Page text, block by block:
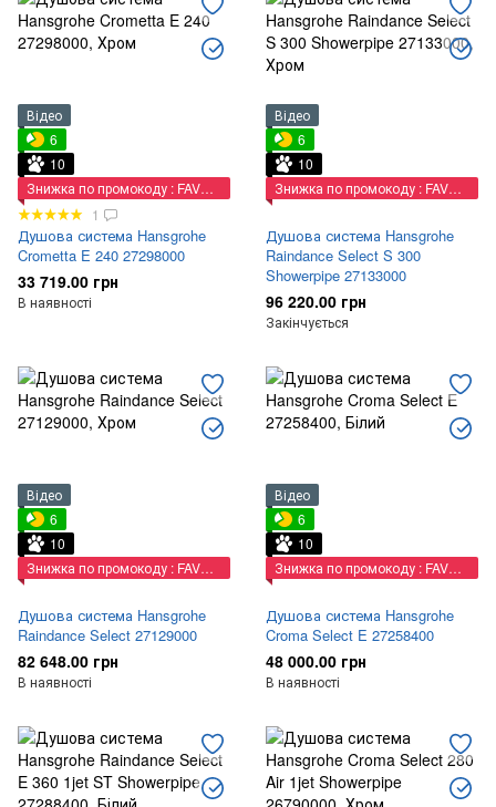
Відео
6
10
Знижка по промокоду : FAVORIT
1
Душова система Hansgrohe
Crometta E 240 27298000
33 719.00 грн
В наявності
Відео
6
10
Знижка по промокоду : FAVORIT
Душова система Hansgrohe
Raindance Select S 300
Showerpipe 27133000
96 220.00 грн
Закінчується
Відео
6
10
Знижка по промокоду : FAVORIT
Душова система Hansgrohe
Raindance Select 27129000
82 648.00 грн
В наявності
Відео
6
10
Знижка по промокоду : FAVORIT
Душова система Hansgrohe
Croma Select E 27258400
48 000.00 грн
В наявності